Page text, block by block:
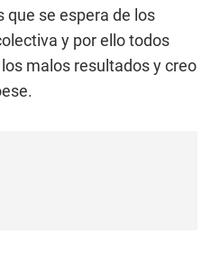
que se espera de los
y por ello todos
malos resultados y creo